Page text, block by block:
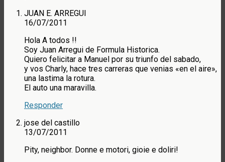
JUAN E. ARREGUI
16/07/2011
Hola A todos !!
Soy Juan Arregui de Formula Historica.
Quiero felicitar a Manuel por su triunfo del sabado,
y vos Charly, hace tres carreras que venias «en el aire»,
una lastima la rotura.
El auto una maravilla.
Responder
jose del castillo
13/07/2011
Pity, neighbor. Donne e motori, gioie e doliri!